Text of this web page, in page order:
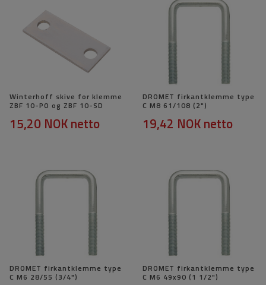
Winterhoff skive for klemme
ZBF 10-PO og ZBF 10-SD
15,20 NOKnetto
DROMET firkantklemme type
C M8 61/108 (2")
19,42 NOKnetto
DROMET firkantklemme type
C M6 28/55 (3/4")
DROMET firkantklemme type
C M6 49x90 (1 1/2")